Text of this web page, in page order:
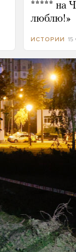
***** на
люблю!»
ИСТОРИИ 15